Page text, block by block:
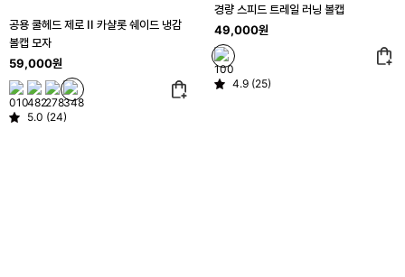
공용 쿨헤드 제로 II 카샬롯 쉐이드 냉감
볼캡 모자
59,000원
5.0 (24)
경량 스피드 트레일 러닝 볼캡
49,000원
4.9 (25)